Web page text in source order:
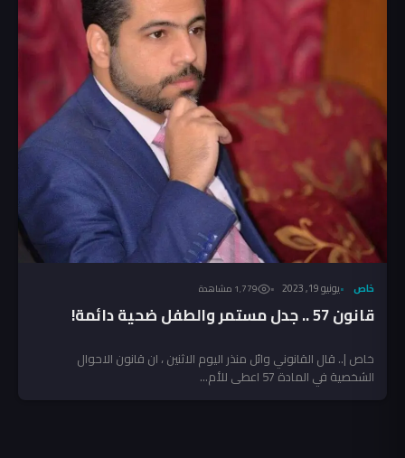
خاص يونيو 19, 2023 1٬779 مشاهدة
قانون 57 .. جدل مستمر والطفل ضحية دائمة!
خاص |.. قال القانوني وائل منذر اليوم الاثنين ، ان قانون الاحوال
الشخصية في المادة 57 اعطى للأم...